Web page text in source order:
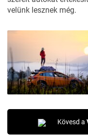
velünk lesznek még.
Kövesd a